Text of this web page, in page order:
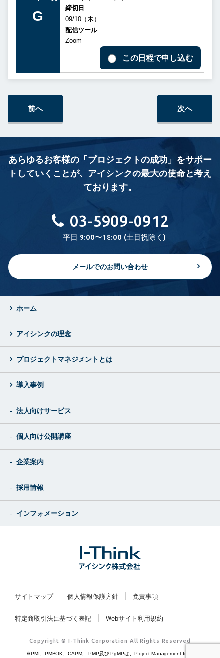
G
締切日
09/10（木）
配信ツール
Zoom
この日程で申し込む
前へ 次へ
あらゆるお客様の「プロジェクトの成功」をサポー
トしていくことが、 アイシンクの最大の使命と考え
ております。
03-5909-0912
平日 9:00〜18:00 (土日祝除く)
メールでのお問い合わせ
ホーム
アイシンクの理念
プロジェクトマネジメントとは
導入事例
法人向けサービス
個人向け公開講座
企業案内
採用情報
インフォメーション
サイトマップ 個人情報保護方針 免責事項
特定商取引法に基づく表記 Webサイト利用規約
Copyright © I-Think Corporation All Rights Reserved
※PMI、PMBOK、CAPM、 PMP及び PgMPは、Project Management Institute, Inc.